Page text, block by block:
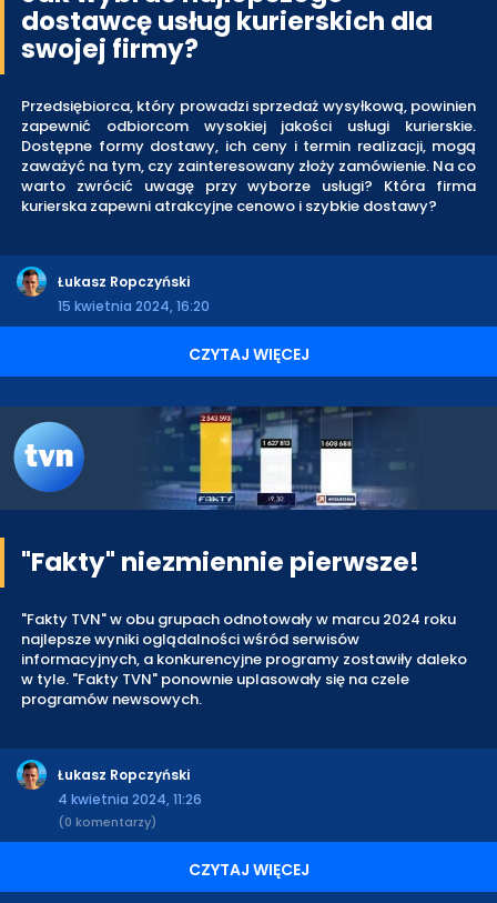
dostawcę usług kurierskich dla
swojej firmy?
Przedsiębiorca, który prowadzi sprzedaż wysyłkową, powinien
zapewnić odbiorcom wysokiej jakości usługi kurierskie.
Dostępne formy dostawy, ich ceny i termin realizacji, mogą
zaważyć na tym, czy zainteresowany złoży zamówienie. Na co
warto zwrócić uwagę przy wyborze usługi? Która firma
kurierska zapewni atrakcyjne cenowo i szybkie dostawy?
Łukasz Ropczyński
15 kwietnia 2024, 16:20
CZYTAJ WIĘCEJ
"Fakty" niezmiennie pierwsze!
"Fakty TVN" w obu grupach odnotowały w marcu 2024 roku
najlepsze wyniki oglądalności wśród serwisów
informacyjnych, a konkurencyjne programy zostawiły daleko
w tyle. "Fakty TVN" ponownie uplasowały się na czele
programów newsowych.
Łukasz Ropczyński
4 kwietnia 2024, 11:26
(0 komentarzy)
CZYTAJ WIĘCEJ